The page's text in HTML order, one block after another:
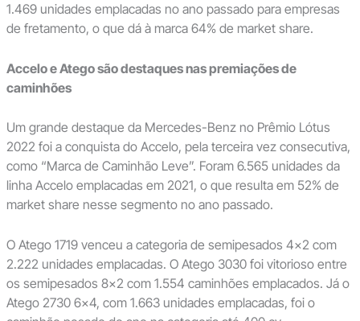
1.469 unidades emplacadas no ano passado para empresas
de fretamento, o que dá à marca 64% de market share.
Accelo e Atego são destaques nas premiações de
caminhões
Um grande destaque da Mercedes-Benz no Prêmio Lótus
2022 foi a conquista do Accelo, pela terceira vez consecutiva,
como “Marca de Caminhão Leve”. Foram 6.565 unidades da
linha Accelo emplacadas em 2021, o que resulta em 52% de
market share nesse segmento no ano passado.
O Atego 1719 venceu a categoria de semipesados 4×2 com
2.222 unidades emplacadas. O Atego 3030 foi vitorioso entre
os semipesados 8×2 com 1.554 caminhões emplacados. Já o
Atego 2730 6×4, com 1.663 unidades emplacadas, foi o